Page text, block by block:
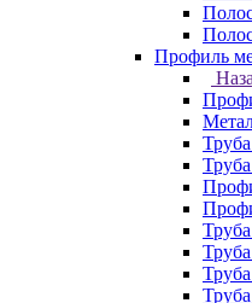
Профиль